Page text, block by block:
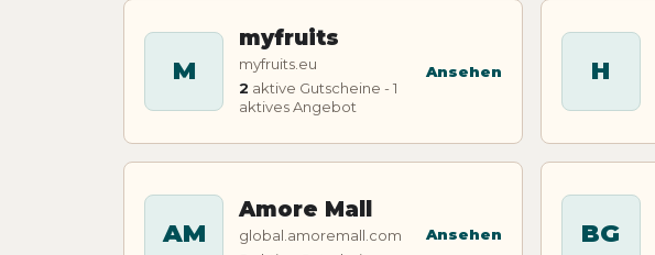
M
myfruits
myfruits.eu
2 aktive Gutscheine - 1
aktives Angebot
Ansehen H
AM
Amore Mall
global.amoremall.com
Ansehen BG